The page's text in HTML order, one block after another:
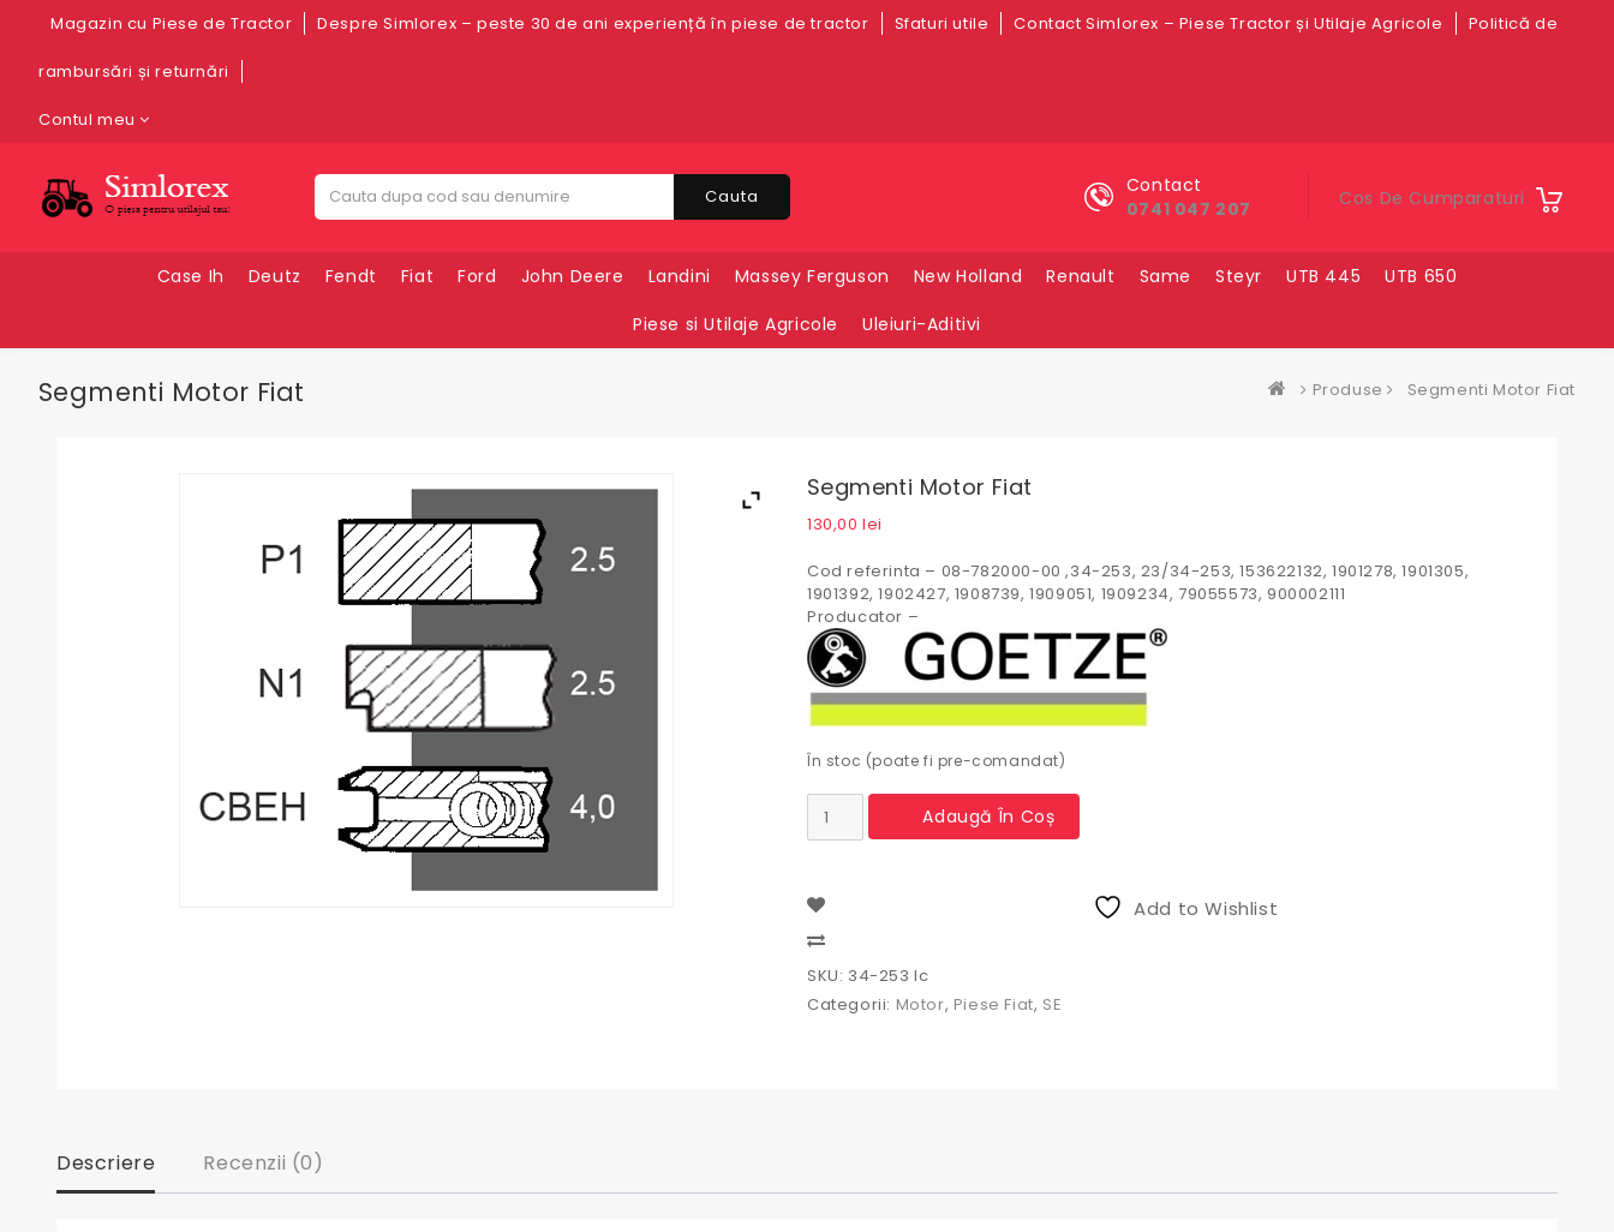
Magazin cu Piese de Tractor Despre Simlorex – peste 30 de ani experiență în piese de tractor Sfaturi utile Contact Simlorex – Piese Tractor și Utilaje Agricole Politică de
rambursări și returnări
Contul meu
Cos De Cumparaturi
Contact
0741 047 207
Cauta
Case Ih Deutz Fendt Fiat Ford John Deere Landini Massey Ferguson New Holland Renault Same Steyr UTB 445
UTB 650
Piese si Utilaje Agricole
Uleiuri-Aditivi
Segmenti Motor Fiat Produse Segmenti Motor Fiat
Segmenti Motor Fiat
130,00lei
Cod referinta – 08-782000-00 ,34-253, 23/34-253, 153622132, 1901278, 1901305,
1901392, 1902427, 1908739, 1909051, 1909234, 79055573, 900002111
Producator –
În stoc (poate fi pre-comandat)
Cantitate
Segmenti
Adaugă În Coș
Add to Wishlist
SKU: 34-253 Ic
Categorii: Motor, Piese Fiat, SE
Descriere Recenzii (0)